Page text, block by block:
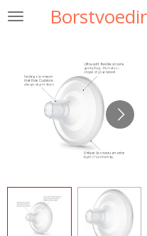
Ga
hoofdinhoud